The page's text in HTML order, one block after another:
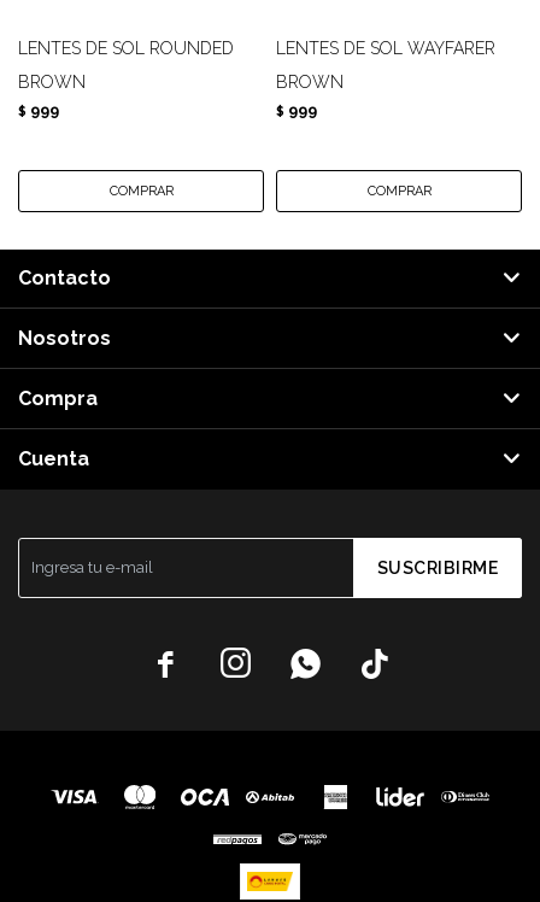
LENTES DE SOL ROUNDED
BROWN
$ 999
LENTES DE SOL WAYFARER
BROWN
$ 999
SUSCRIBIRME
   
Contacto
Nosotros
Compra
Cuenta